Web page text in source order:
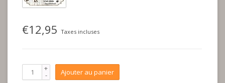
€12,95 Taxes incluses
+
- Ajouter au panier